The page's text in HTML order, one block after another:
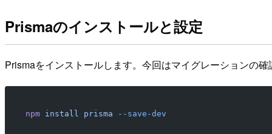
Prismaのインストールと設定
Prismaをインストールします。今回はマイグレーションの
npm install prisma --save-dev